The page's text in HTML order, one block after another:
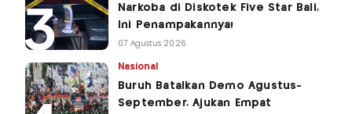
Narkoba di Diskotek Five Star Bali,
Ini Penampakannya!
07 Agustus 2026
Nasional
Buruh Batalkan Demo Agustus-
September, Ajukan Empat